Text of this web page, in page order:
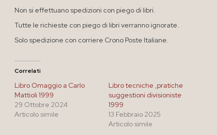
Non si effettuano spedizioni con piego di libri.
Tutte le richieste con piego di libri verranno ignorate.
Solo spedizione con corriere Crono Poste Italiane.
Correlati
Libro Omaggio a Carlo
Mattioli 1999
29 Ottobre 2024
Articolo simile
Libro tecniche ,pratiche
suggestioni divisioniste
1999
13 Febbraio 2025
Articolo simile